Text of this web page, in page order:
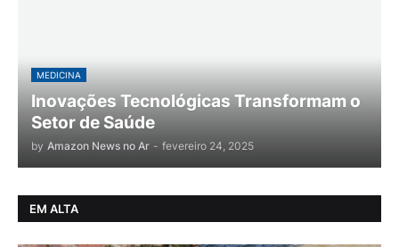
MEDICINA
Inovações Tecnológicas Transformam o
Setor de Saúde
by Amazon News no Ar - fevereiro 24, 2025
EM ALTA